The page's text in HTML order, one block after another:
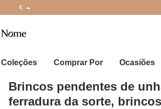
€
Coleções Comprar Por Ocasiões
Brincos pendentes de
ferradura da sorte,